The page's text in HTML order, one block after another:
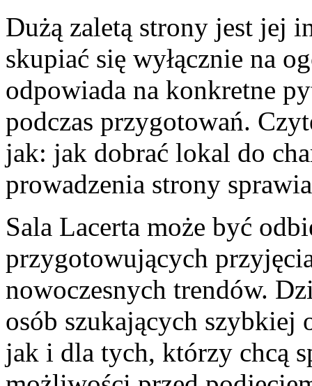
Dużą zaletą strony jest jej
skupiać się wyłącznie na
odpowiada na konkretne
podczas przygotowań.
jak: jak dobrać lokal do
prowadzenia strony
Sala Lacerta może być
przygotowujących
nowoczesnych trendów.
osób szukających szybkiej
jak i dla tych, którzy chcą